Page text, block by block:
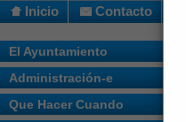
Inicio Contacto
El Ayuntamiento
Administración-e
Que Hacer Cuando